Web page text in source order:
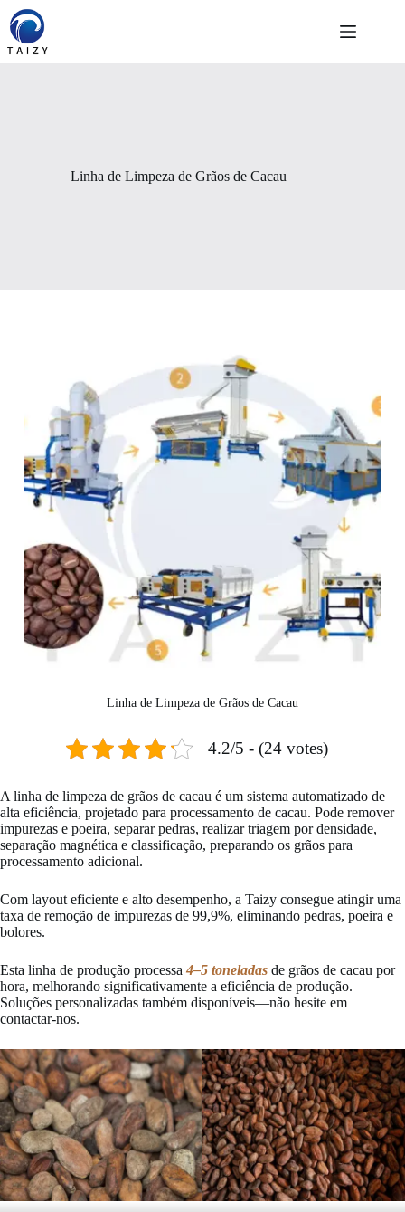
Pular
para
conteúdo
Linha de Limpeza de Grãos de Cacau
Linha de Limpeza de Grãos de Cacau
4.2/5 - (24 votes)
A linha de limpeza de grãos de cacau é um sistema automatizado de
alta eficiência, projetado para processamento de cacau. Pode remover
impurezas e poeira, separar pedras, realizar triagem por densidade,
separação magnética e classificação, preparando os grãos para
processamento adicional.
Com layout eficiente e alto desempenho, a Taizy consegue atingir uma
taxa de remoção de impurezas de 99,9%, eliminando pedras, poeira e
bolores.
Esta linha de produção processa 4–5 toneladas de grãos de cacau por
hora, melhorando significativamente a eficiência de produção.
Soluções personalizadas também disponíveis—não hesite em
contactar-nos.